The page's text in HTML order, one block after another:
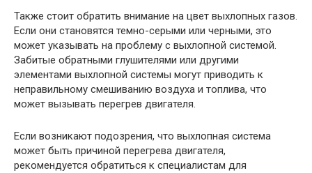
Также стоит обратить внимание на цвет выхлопных газов.
Если они становятся темно-серыми или черными, это
может указывать на проблему с выхлопной системой.
Забитые обратными глушителями или другими
элементами выхлопной системы могут приводить к
неправильному смешиванию воздуха и топлива, что
может вызывать перегрев двигателя.
Если возникают подозрения, что выхлопная система
может быть причиной перегрева двигателя,
рекомендуется обратиться к специалистам для